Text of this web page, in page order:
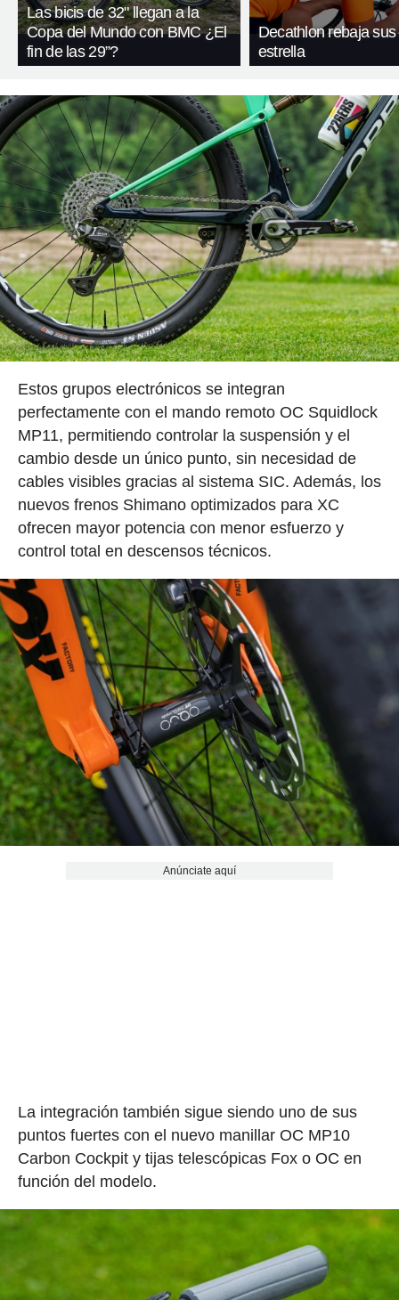
Las bicis de 32" llegan a la
Copa del Mundo con BMC ¿El
fin de las 29”?
Decathlon rebaja
estrella
Estos grupos electrónicos se integran
perfectamente con el mando remoto OC Squidlock
MP11, permitiendo controlar la suspensión y el
cambio desde un único punto, sin necesidad de
cables visibles gracias al sistema SIC. Además, los
nuevos frenos Shimano optimizados para XC
ofrecen mayor potencia con menor esfuerzo y
control total en descensos técnicos.
Anúnciate aquí
La integración también sigue siendo uno de sus
puntos fuertes con el nuevo manillar OC MP10
Carbon Cockpit y tijas telescópicas Fox o OC en
función del modelo.